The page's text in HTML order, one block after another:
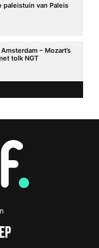
paleistuin van Paleis
– Mozart’s
tolk NGT